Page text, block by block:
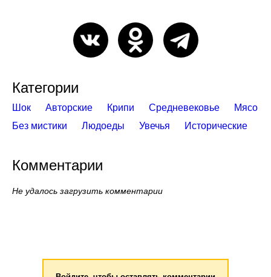
Категории
Шок Авторские Крипи Средневековье
Мясо
Без мистики
Людоеды Увечья Исторические
Комментарии
Не удалось загрузить комментарии